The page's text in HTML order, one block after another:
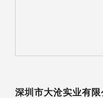
深圳市大沧实业有限